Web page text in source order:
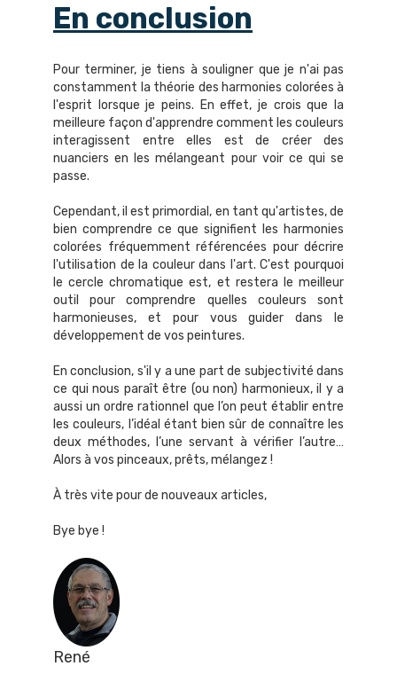
En conclusion
Pour terminer, je tiens à souligner que je n'ai pas
constamment la théorie des harmonies colorées à
l'esprit lorsque je peins. En effet, je crois que la
meilleure façon d'apprendre comment les couleurs
interagissent entre elles est de créer des
nuanciers en les mélangeant pour voir ce qui se
passe.
Cependant, il est primordial, en tant qu'artistes, de
bien comprendre ce que signifient les harmonies
colorées fréquemment référencées pour décrire
l'utilisation de la couleur dans l'art. C'est pourquoi
le cercle chromatique est, et restera le meilleur
outil pour comprendre quelles couleurs sont
harmonieuses, et pour vous guider dans le
développement de vos peintures.
En conclusion, s'il y a une part de subjectivité dans
ce qui nous paraît être (ou non) harmonieux, il y a
aussi un ordre rationnel que l’on peut établir entre
les couleurs, l’idéal étant bien sûr de connaître les
deux méthodes, l’une servant à vérifier l’autre…
Alors à vos pinceaux, prêts, mélangez !
À très vite pour de nouveaux articles,
Bye bye !
René